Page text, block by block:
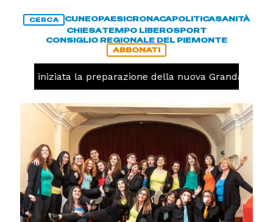
CERCA CUNEOPAESICRONACAPOLITICASANITÀ
CHIESATEMPO LIBEROSPORT
CONSIGLIO REGIONALE DEL PIEMONTE
ABBONATI
iniziata la preparazione della nuova Granda Volley